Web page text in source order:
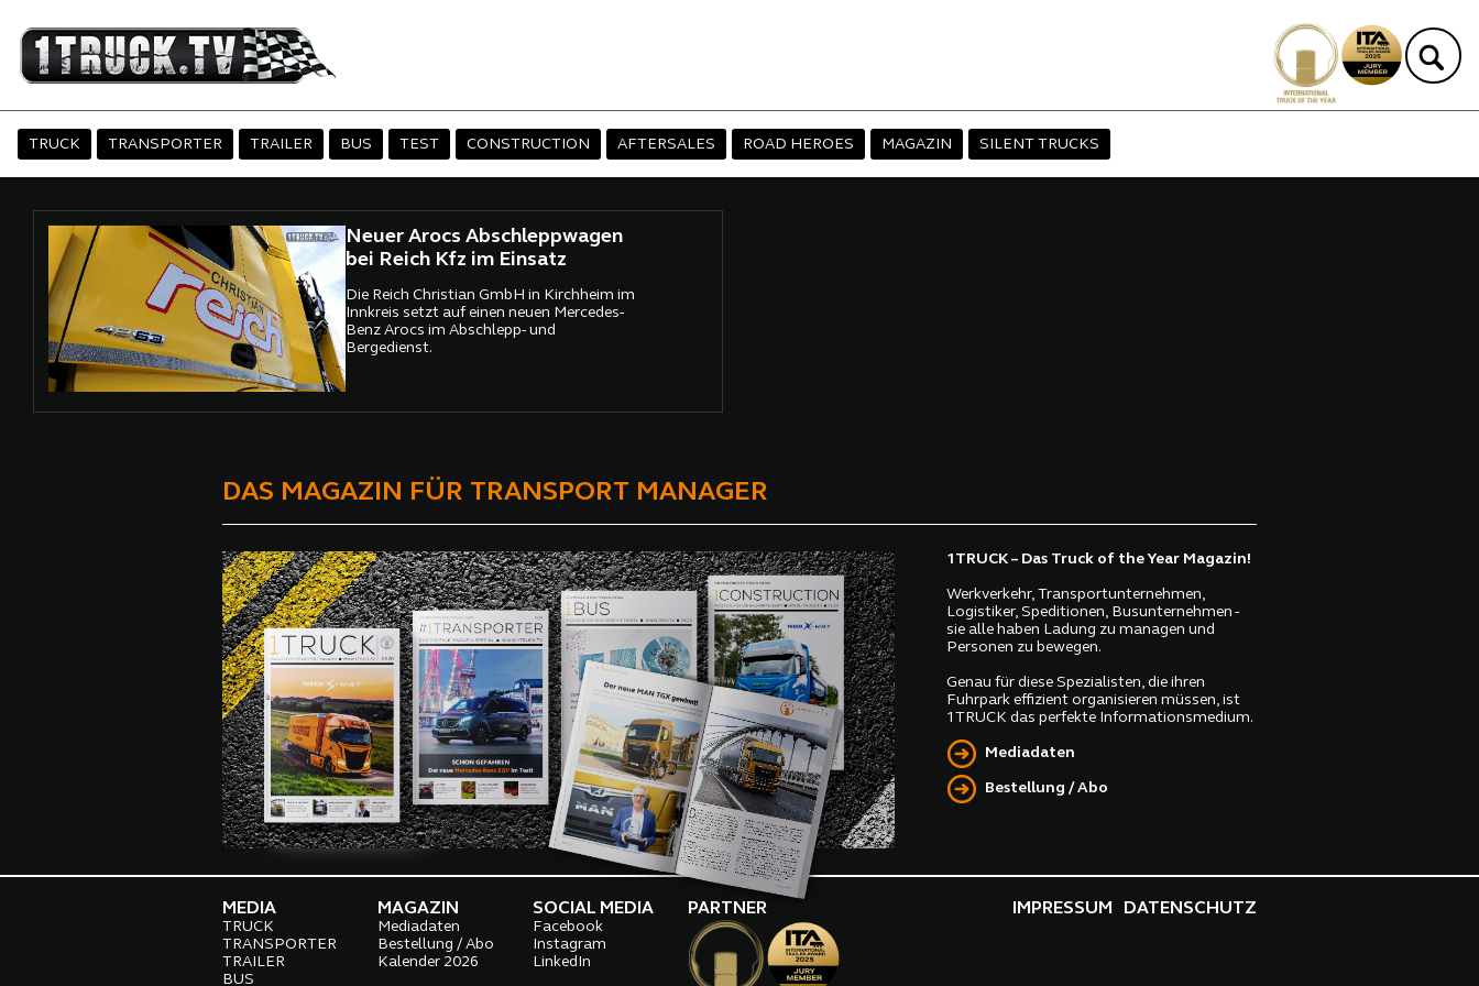
TRUCK TRANSPORTER TRAILER BUS TEST CONSTRUCTION AFTERSALES ROAD HEROES MAGAZIN SILENT TRUCKS
Neuer Arocs Abschleppwagen
bei Reich Kfz im Einsatz
Die Reich Christian GmbH in Kirchheim im
Innkreis setzt auf einen neuen Mercedes-
Benz Arocs im Abschlepp- und
Bergedienst.
DAS MAGAZIN FÜR TRANSPORT MANAGER
1TRUCK – Das Truck of the Year Magazin!
Werkverkehr, Transportunternehmen,
Logistiker, Speditionen, Busunternehmen -
sie alle haben Ladung zu managen und
Personen zu bewegen.
Genau für diese Spezialisten, die ihren
Fuhrpark effizient organisieren müssen, ist
1TRUCK das perfekte Informationsmedium.
Mediadaten
Bestellung / Abo
MEDIA
TRUCK
TRANSPORTER
TRAILER
BUS
MAGAZIN
Mediadaten
Bestellung / Abo
Kalender 2026
SOCIAL MEDIA
Facebook
Instagram
LinkedIn
PARTNER DATENSCHUTZ
IMPRESSUM